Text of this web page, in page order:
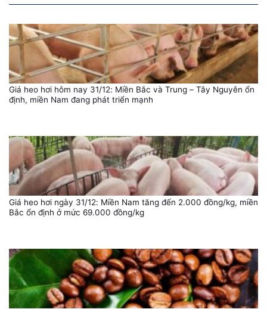
Giá heo hơi hôm nay 31/12: Miền Bắc và Trung – Tây Nguyên ổn
định, miền Nam đang phát triển mạnh
Giá heo hơi ngày 31/12: Miền Nam tăng đến 2.000 đồng/kg, miền
Bắc ổn định ở mức 69.000 đồng/kg